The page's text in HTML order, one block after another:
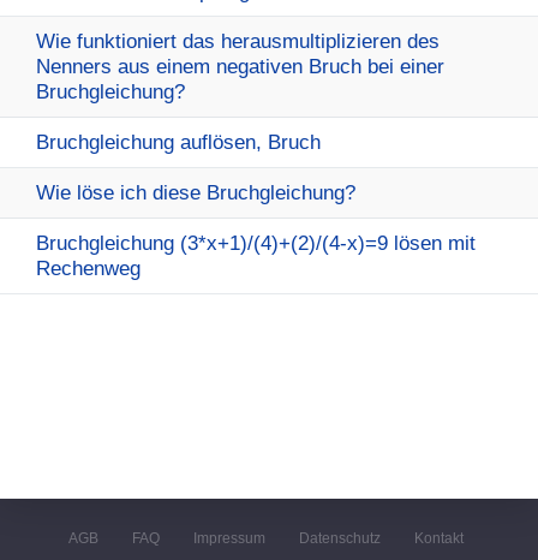
Wie funktioniert das herausmultiplizieren des
Nenners aus einem negativen Bruch bei einer
Bruchgleichung?
Bruchgleichung auflösen, Bruch
Wie löse ich diese Bruchgleichung?
Bruchgleichung (3*x+1)/(4)+(2)/(4-x)=9 lösen mit
Rechenweg
AGB FAQ Impressum Datenschutz Kontakt